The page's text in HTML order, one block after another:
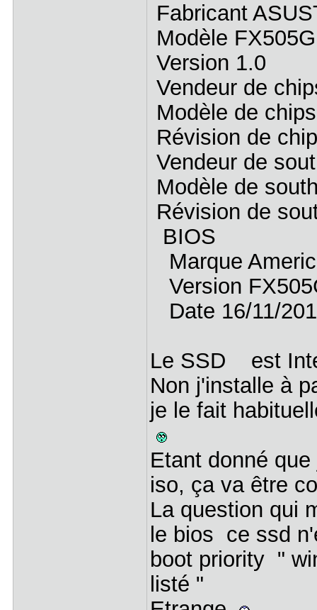
Fabricant
Modèle
Version 1.0
Vendeur de
Modèle de
Révision de
Vendeur de
Modèle de
Révision de
BIOS
Marque
Version
Date 16/11/
Le SSD est
Non j'installe à
je le fait
Etant donné
iso, ça va être
La question qui
le bios ce ssd
boot priority "
listé "